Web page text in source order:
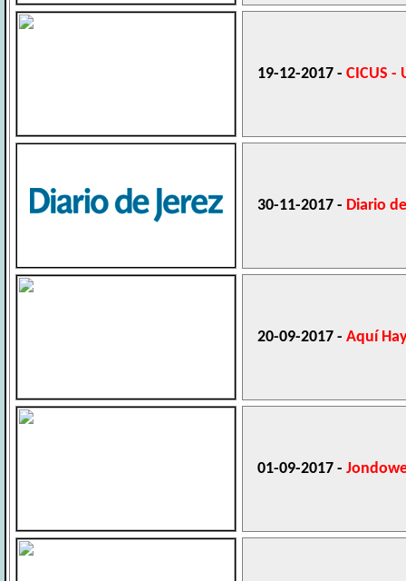
19-12-2017 - CICUS -
30-11-2017 - Diario
20-09-2017 - Aquí
01-09-2017 -